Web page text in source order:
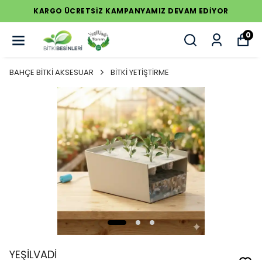
KARGO ÜCRETSİZ KAMPANYAMIZ DEVAM EDİYOR
0
BAHÇE BİTKİ AKSESUAR BİTKİ YETİŞTİRME
YEŞİLVADİ